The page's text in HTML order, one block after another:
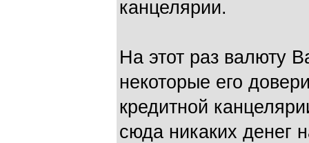
канцелярии.
На этот раз валюту
некоторые его
кредитной
сюда никаких денег